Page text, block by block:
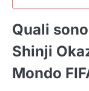
Quali
Shinji
Mondo